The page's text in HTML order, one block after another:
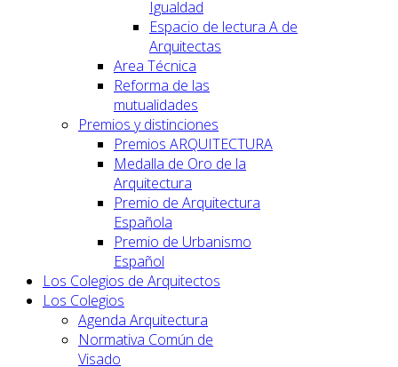
Igualdad
Espacio de lectura A de
Arquitectas
Area Técnica
Reforma de las
mutualidades
Premios y distinciones
Premios ARQUITECTURA
Medalla de Oro de la
Arquitectura
Premio de Arquitectura
Española
Premio de Urbanismo
Español
Los Colegios de Arquitectos
Los Colegios
Agenda Arquitectura
Normativa Común de
Visado